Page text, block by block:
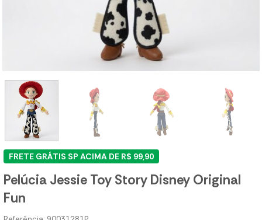
FRETE GRÁTIS SP ACIMA DE R$ 99,90
Pelúcia Jessie Toy Story Disney Original
Fun